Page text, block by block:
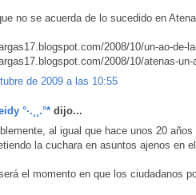
no se acuerda de lo sucedido en
2008/10/un-ao-de-
2008/10/atenas-
de 2009 a las 10:55
°·.¸¸.°* dijo...
al igual que hace unos 20
la cuchara en asuntos ajenos en
el momento en que los ciudadanos